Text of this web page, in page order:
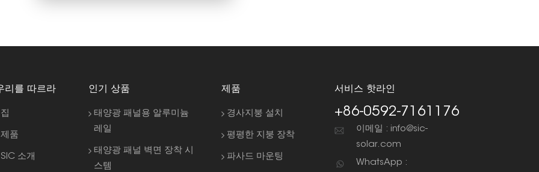
리를 따르라
집
제품
SIC 소개
인기 상품
태양광 패널용 알루미늄
레일
태양광 패널 벽면 장착 시
스템
제품
경사지붕 설치
평평한 지붕 장착
파사드 마운팅
서비스 핫라인
+86-0592-7161176
이메일 : info@sic-
solar.com
WhatsApp :